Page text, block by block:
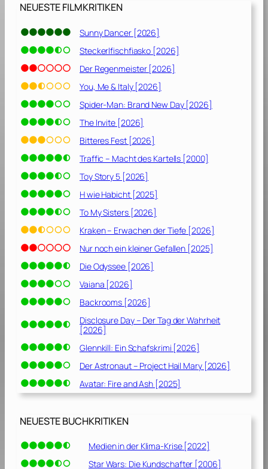
0
0
NEUESTE FILMKRITIKEN
Sunny Dancer [2026]
Steckerlfischfiasko [2026]
Der Regenmeister [2026]
You, Me & Italy [2026]
Spider-Man: Brand New Day [2026]
The Invite [2026]
Bitteres Fest [2026]
Traffic – Macht des Kartells [2000]
Toy Story 5 [2026]
H wie Habicht [2025]
To My Sisters [2026]
Kraken – Erwachen der Tiefe [2026]
Nur noch ein kleiner Gefallen [2025]
Die Odyssee [2026]
Vaiana [2026]
Backrooms [2026]
Disclosure Day – Der Tag der Wahrheit
[2026]
Glennkill: Ein Schafskrimi [2026]
Der Astronaut – Project Hail Mary [2026]
Avatar: Fire and Ash [2025]
NEUESTE BUCHKRITIKEN
Medien in der Klima-Krise [2022]
Star Wars: Die Kundschafter [2006]